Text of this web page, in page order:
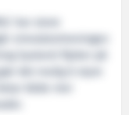
har store
simulatortreningen
System) flytter på
det mulig å styre
både mer